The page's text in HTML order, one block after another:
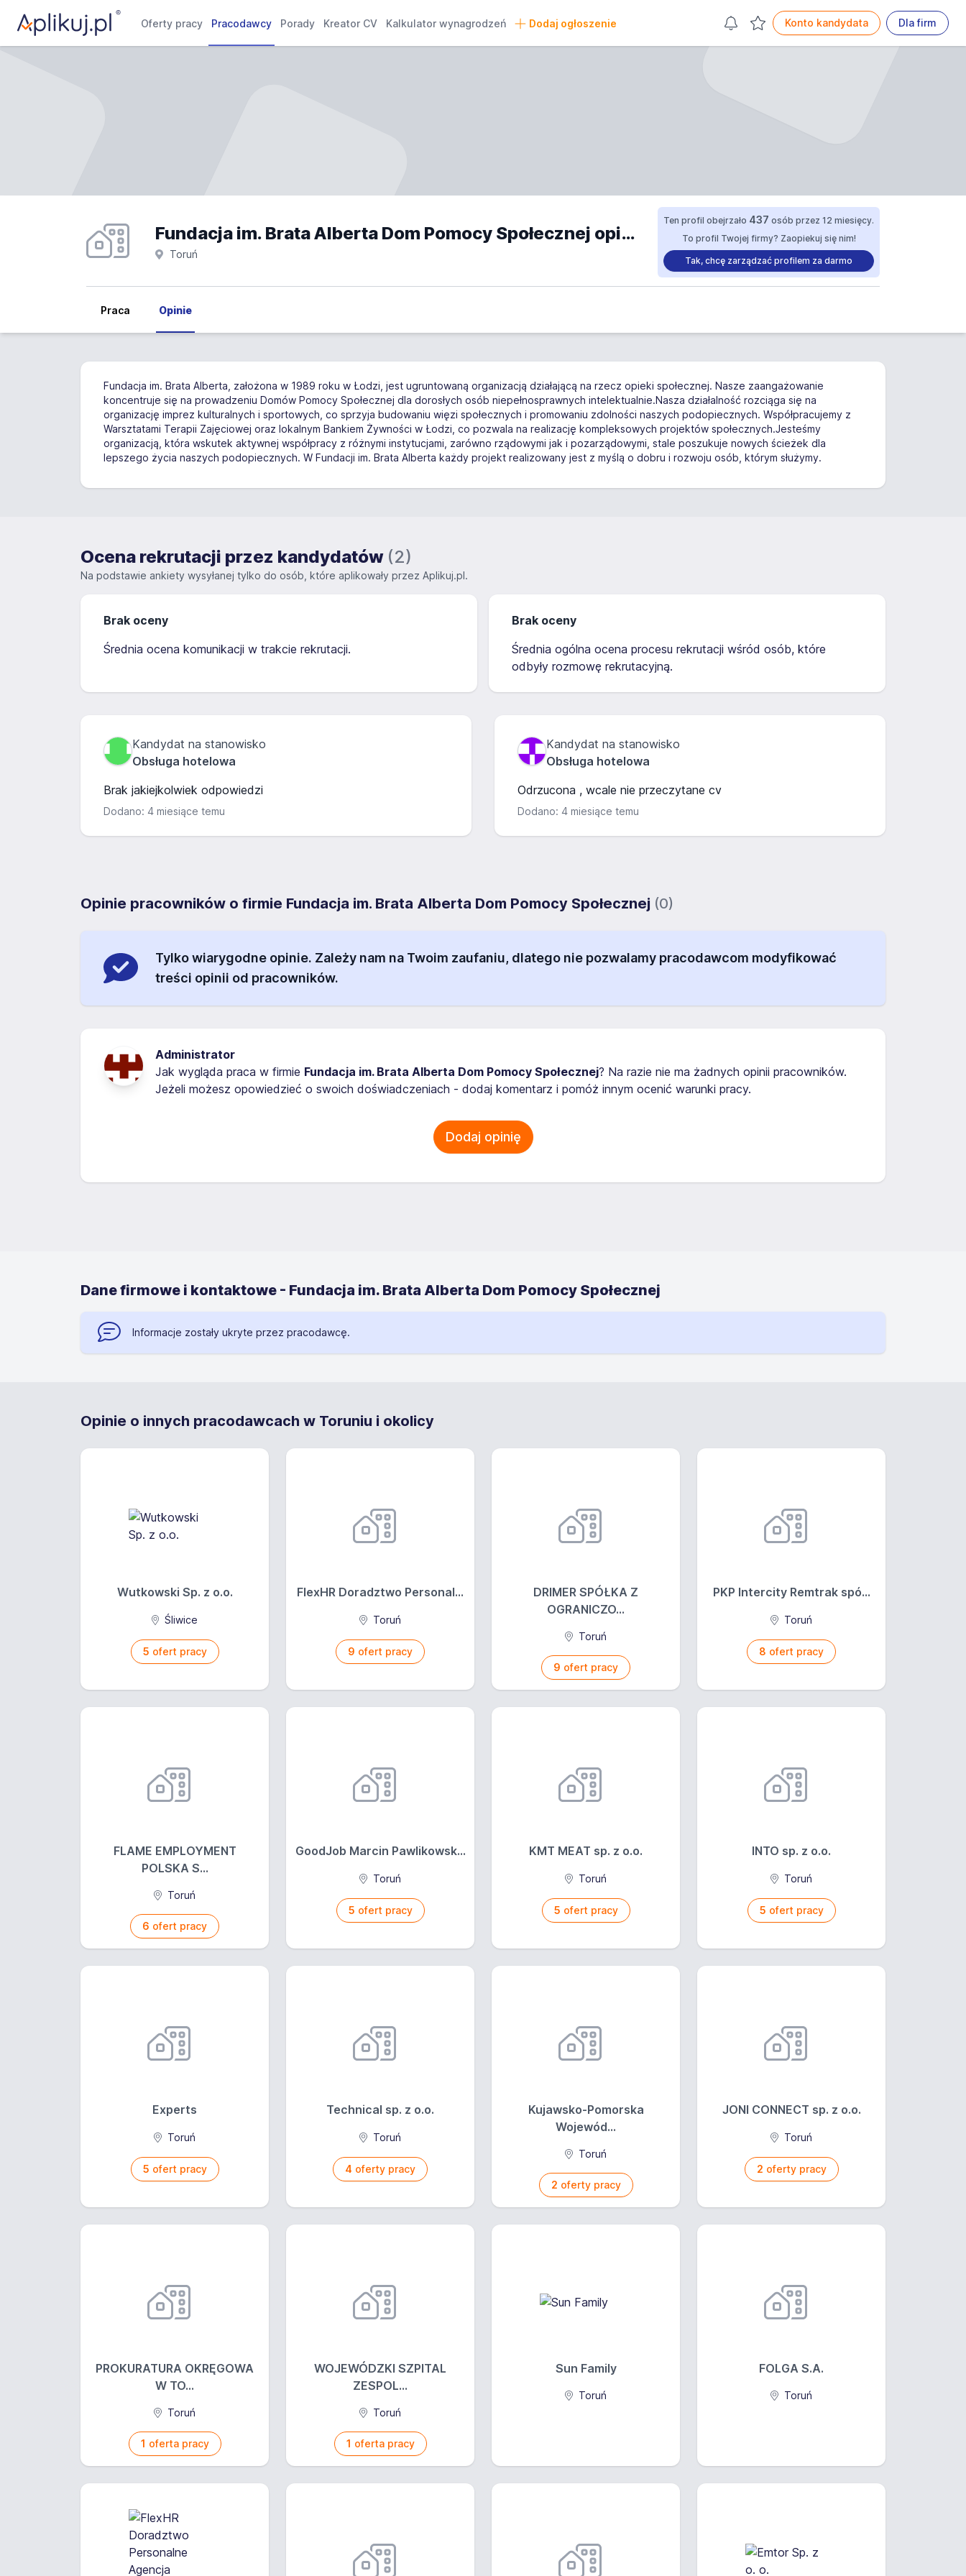
Oferty pracy Pracodawcy Porady Kreator CV Kalkulator wynagrodzeń Dodaj ogłoszenie Konto kandydata Dla firm
Fundacja im. Brata Alberta Dom Pomocy Społecznej opinie
Toruń
Ten profil obejrzało 437 osób przez 12 miesięcy.
To profil Twojej firmy? Zaopiekuj się nim!
Tak, chcę zarządzać profilem za darmo
Praca Opinie
Fundacja im. Brata Alberta, założona w 1989 roku w Łodzi, jest ugruntowaną organizacją działającą na rzecz opieki społecznej. Nasze zaangażowanie
koncentruje się na prowadzeniu Domów Pomocy Społecznej dla dorosłych osób niepełnosprawnych intelektualnie.Nasza działalność rozciąga się na
organizację imprez kulturalnych i sportowych, co sprzyja budowaniu więzi społecznych i promowaniu zdolności naszych podopiecznych. Współpracujemy z
Warsztatami Terapii Zajęciowej oraz lokalnym Bankiem Żywności w Łodzi, co pozwala na realizację kompleksowych projektów społecznych.Jesteśmy
organizacją, która wskutek aktywnej współpracy z różnymi instytucjami, zarówno rządowymi jak i pozarządowymi, stale poszukuje nowych ścieżek dla
lepszego życia naszych podopiecznych. W Fundacji im. Brata Alberta każdy projekt realizowany jest z myślą o dobru i rozwoju osób, którym służymy.
Ocena rekrutacji przez kandydatów (2)
Na podstawie ankiety wysyłanej tylko do osób, które aplikowały przez Aplikuj.pl.
Brak oceny
Średnia ocena komunikacji w trakcie rekrutacji.
Brak oceny
Średnia ogólna ocena procesu rekrutacji wśród osób, które
odbyły rozmowę rekrutacyjną.
Kandydat na stanowisko
Obsługa hotelowa
Brak jakiejkolwiek odpowiedzi
Dodano: 4 miesiące temu
Kandydat na stanowisko
Obsługa hotelowa
Odrzucona , wcale nie przeczytane cv
Dodano: 4 miesiące temu
Opinie pracowników o firmie Fundacja im. Brata Alberta Dom Pomocy Społecznej (0)
Tylko wiarygodne opinie. Zależy nam na Twoim zaufaniu, dlatego nie pozwalamy pracodawcom modyfikować
treści opinii od pracowników.
Administrator
Jak wygląda praca w firmie Fundacja im. Brata Alberta Dom Pomocy Społecznej? Na razie nie ma żadnych opinii pracowników.
Jeżeli możesz opowiedzieć o swoich doświadczeniach - dodaj komentarz i pomóż innym ocenić warunki pracy.
Dodaj opinię
Dane firmowe i kontaktowe - Fundacja im. Brata Alberta Dom Pomocy Społecznej
Informacje zostały ukryte przez pracodawcę.
Opinie o innych pracodawcach w Toruniu i okolicy
Wutkowski Sp. z o.o.
Śliwice
5 ofert pracy
FlexHR Doradztwo Personal...
Toruń
9 ofert pracy
DRIMER SPÓŁKA Z
OGRANICZO...
Toruń
9 ofert pracy
PKP Intercity Remtrak spó...
Toruń
8 ofert pracy
FLAME EMPLOYMENT
POLSKA S...
Toruń
6 ofert pracy
GoodJob Marcin Pawlikowsk...
Toruń
5 ofert pracy
KMT MEAT sp. z o.o.
Toruń
5 ofert pracy
INTO sp. z o.o.
Toruń
5 ofert pracy
Experts
Toruń
5 ofert pracy
Technical sp. z o.o.
Toruń
4 oferty pracy
Kujawsko-Pomorska
Wojewód...
Toruń
2 oferty pracy
JONI CONNECT sp. z o.o.
Toruń
2 oferty pracy
PROKURATURA OKRĘGOWA
W TO...
Toruń
1 oferta pracy
WOJEWÓDZKI SZPITAL
ZESPOL...
Toruń
1 oferta pracy
Sun Family
Toruń
FOLGA S.A.
Toruń